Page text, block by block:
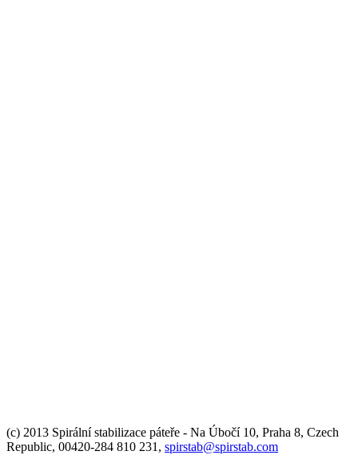
(c) 2013 Spirální stabilizace páteře - Na Úbočí 10, Praha 8, Czech
Republic, 00420-284 810 231, spirstab@spirstab.com